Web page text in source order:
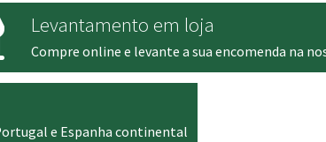
Levantamento em loja
Compre online e levante a sua encomenda na
e Espanha continental